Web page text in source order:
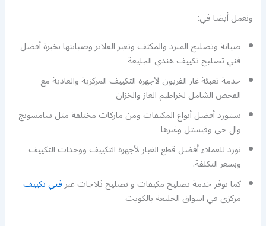
ونعمل أيضا في:
صيانة وتصليح المبرد والمكثف وتغير الفلاتر وصيانتها بخبرة أفضل
فني تصليح تكييف هندي الجليعة
خدمة تعبئة غاز الفريون لأجهزة التكييف المركزية والعادية مع
الفحص الشامل لخراطيم الغاز والخزان
نستورد أفضل أنواع المكيفات ومن ماركات مختلفة مثل سامسونج
وال جي وفيستل وغيرها
نورد للعملاء أفضل قطع الغيار لأجهزة التكييف ووحدات التكييف
وبسعر التكلفة.
كما نوفر خدمة تصليح مكيفات و تصليح ثلاجات عبرفني تكييف
مركزي في اسواق الجليعة بالكويت